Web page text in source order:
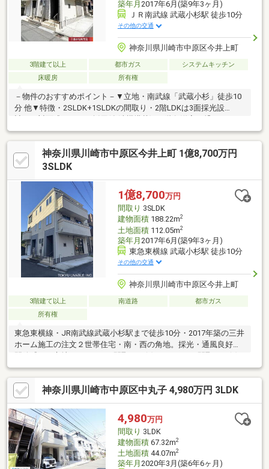
築年月 2017年6月(築9年3ヶ月)
ＪＲ南武線 武蔵小杉駅 徒歩10分
その他の交通
神奈川県川崎市中原区今井上町
3階建て以上 都市ガス
システムキッチン
床暖房
所有権
－物件のおすすめポイント－▼立地・南武線「武蔵小杉」徒歩10
分 他▼特徴・2SLDK+1SLDKの間取り・2階LDKは3面採光設
2・3階に南向きバルコニー有・窓・収納付サービススペースを2
箇所に設置・各階にトイレ配置・ガレージ有(車種による)▼設
備・床暖房(2階LDK部分)▼周辺環境・まいばすけっと今井仲町店
徒歩6分(約480m)・川崎市立今井小学校 徒歩5分(約390m)■ ご希望
相談はお気軽にお問い合わせください。
神奈川県川崎市中原区今井上町 1億8,700万円
3SLDK
1億8,700万円
間取り 3SLDK
建物面積188.22m2
土地面積112.05m2
築年月 2017年6月(築9年3ヶ月)
東急東横線 武蔵小杉駅 徒歩10分
その他の交通
神奈川県川崎市中原区今井上町
3階建て以上 南道路
都市ガス
所有権
東急東横線・JR南武線武蔵小杉駅まで徒歩10分・2017年築の三井
ホーム施工の注文２世帯住宅・南・西の角地。採光・通風良好、
とする・LDKは(1)については約17.4畳、(2)については12.2畳・(1)
(2)ともに風通しの良い二面採光の居室。全居室二面採光の間取設
計・(1)は約6畳洋室と約8.7畳の間はウォークスルーローゼット設
置・(1)の洗面室はバルコニーへつながっており洗濯の動線良好・
(1)(2)ともに浴室暖房換気乾燥機・(1)はＬＤ部分に床暖房設置・
TVモニター付きインターホン・ガレージあり
神奈川県川崎市中原区中丸子 4,980万円 3LDK
4,980万円
間取り 3LDK
建物面積67.32m2
土地面積44.07m2
築年月 2020年3月(築6年6ヶ月)